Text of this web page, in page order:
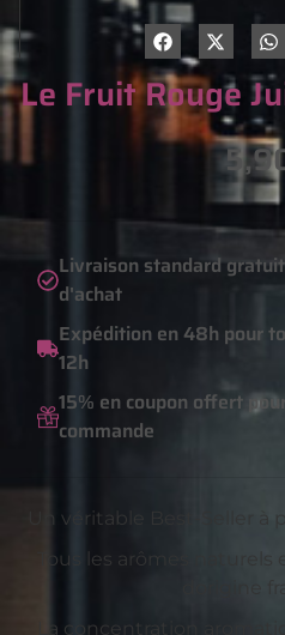
Le Fruit Rouge
Livraison standard
d'achat
Expédition en 48h pour
12h
15% en coupon offert
commande
Un véritable Best-Seller à
Tous les arômes
La concentration